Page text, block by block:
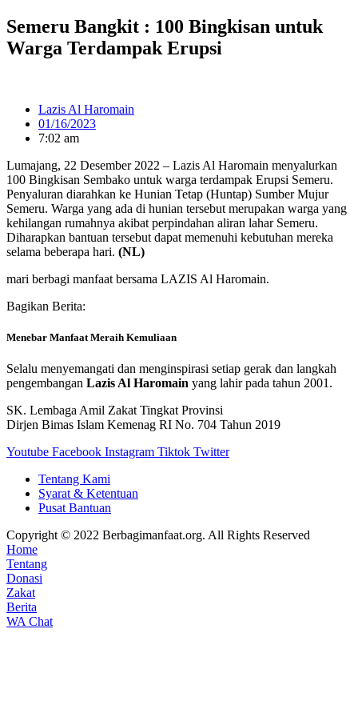
Lewati
ke
konten
Semeru Bangkit : 100 Bingkisan untuk
Warga Terdampak Erupsi
Lazis Al Haromain
01/16/2023
7:02 am
Lumajang, 22 Desember 2022 – Lazis Al Haromain menyalurkan
100 Bingkisan Sembako untuk warga terdampak Erupsi Semeru.
Penyaluran diarahkan ke Hunian Tetap (Huntap) Sumber Mujur
Semeru. Warga yang ada di hunian tersebut merupakan warga yang
kehilangan rumahnya akibat perpindahan aliran lahar Semeru.
Diharapkan bantuan tersebut dapat memenuhi kebutuhan mereka
selama beberapa hari. (NL)
mari berbagi manfaat bersama LAZIS Al Haromain.
Bagikan Berita:
Menebar Manfaat Meraih Kemuliaan
Selalu menyemangati dan menginspirasi setiap gerak dan langkah
pengembangan Lazis Al Haromain yang lahir pada tahun 2001.
SK. Lembaga Amil Zakat Tingkat Provinsi
Dirjen Bimas Islam Kemenag RI No. 704 Tahun 2019
Youtube Facebook Instagram Tiktok Twitter
Tentang Kami
Syarat & Ketentuan
Pusat Bantuan
Copyright © 2022 Berbagimanfaat.org. All Rights Reserved
Home
Tentang
Donasi
Zakat
Berita
WA Chat